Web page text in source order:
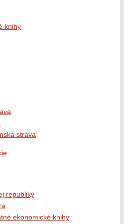
knihy
strava
republiky
ekonomické knihy